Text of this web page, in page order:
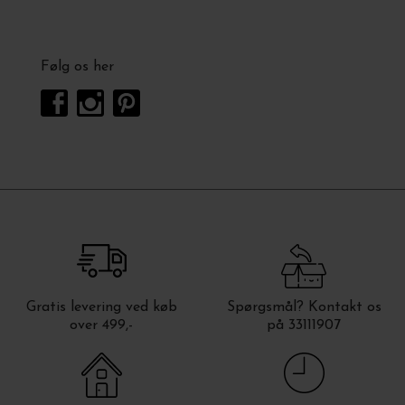
Følg os her
Gratis levering ved køb
over 499,-
Spørgsmål? Kontakt os
på 33111907